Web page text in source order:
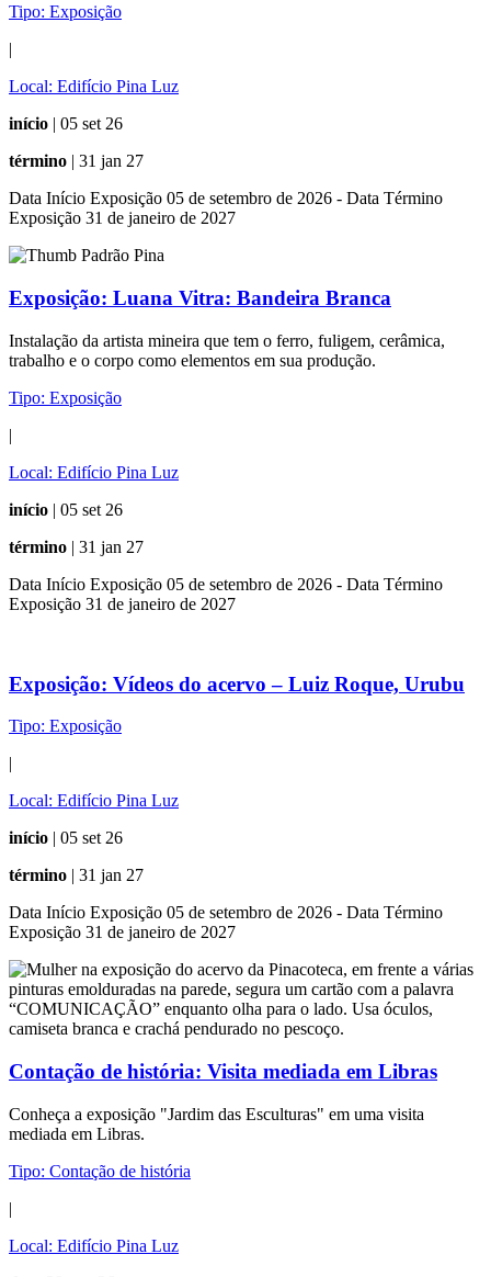
Tipo: Exposição
|
Local: Edifício Pina Luz
início | 05 set 26
término | 31 jan 27
Data Início Exposição 05 de setembro de 2026 - Data Término
Exposição 31 de janeiro de 2027
Exposição: Luana Vitra: Bandeira Branca
Instalação da artista mineira que tem o ferro, fuligem, cerâmica,
trabalho e o corpo como elementos em sua produção.
Tipo: Exposição
|
Local: Edifício Pina Luz
início | 05 set 26
término | 31 jan 27
Data Início Exposição 05 de setembro de 2026 - Data Término
Exposição 31 de janeiro de 2027
Exposição: Vídeos do acervo – Luiz Roque, Urubu
Tipo: Exposição
|
Local: Edifício Pina Luz
início | 05 set 26
término | 31 jan 27
Data Início Exposição 05 de setembro de 2026 - Data Término
Exposição 31 de janeiro de 2027
Contação de história: Visita mediada em Libras
Conheça a exposição "Jardim das Esculturas" em uma visita
mediada em Libras.
Tipo: Contação de história
|
Local: Edifício Pina Luz